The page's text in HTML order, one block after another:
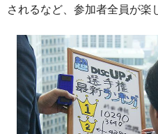
されるなど、参加者全員が楽